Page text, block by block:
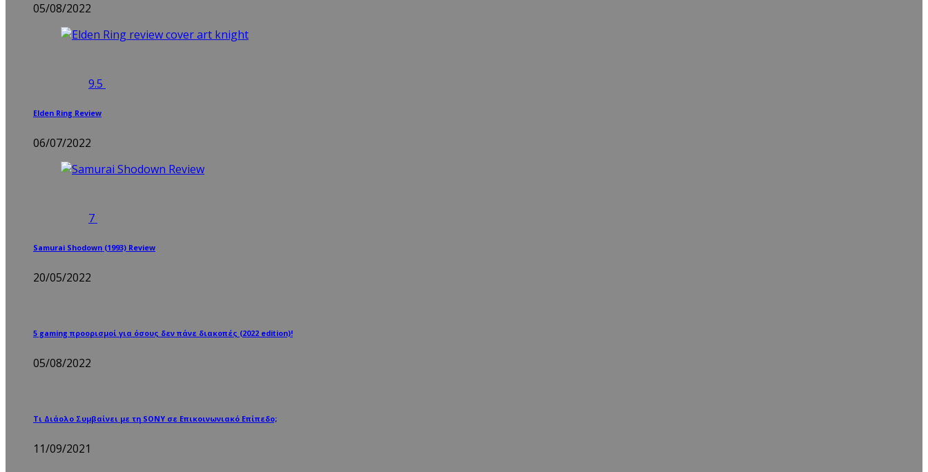
05/08/2022
9.5
Elden Ring Review
06/07/2022
7
Samurai Shodown (1993) Review
20/05/2022
5 gaming προορισμοί για όσους δεν πάνε διακοπές (2022 edition)!
05/08/2022
Τι Διάολο Συμβαίνει με τη SONY σε Επικοινωνιακό Επίπεδο;
11/09/2021